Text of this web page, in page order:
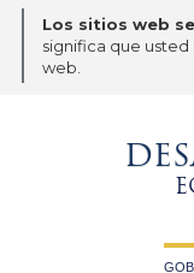
Los sitios web
significa que
web.